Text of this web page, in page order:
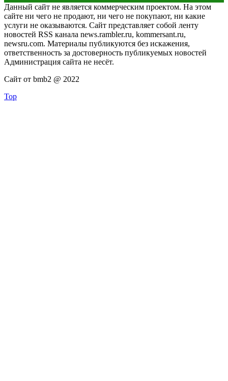
Данный сайт не является коммерческим проектом. На этом
сайте ни чего не продают, ни чего не покупают, ни какие
услуги не оказываются. Сайт представляет собой ленту
новостей RSS канала news.rambler.ru, kommersant.ru,
newsru.com. Материалы публикуются без искажения,
ответственность за достоверность публикуемых новостей
Администрация сайта не несёт.
Сайт от bmb2 @ 2022
Top